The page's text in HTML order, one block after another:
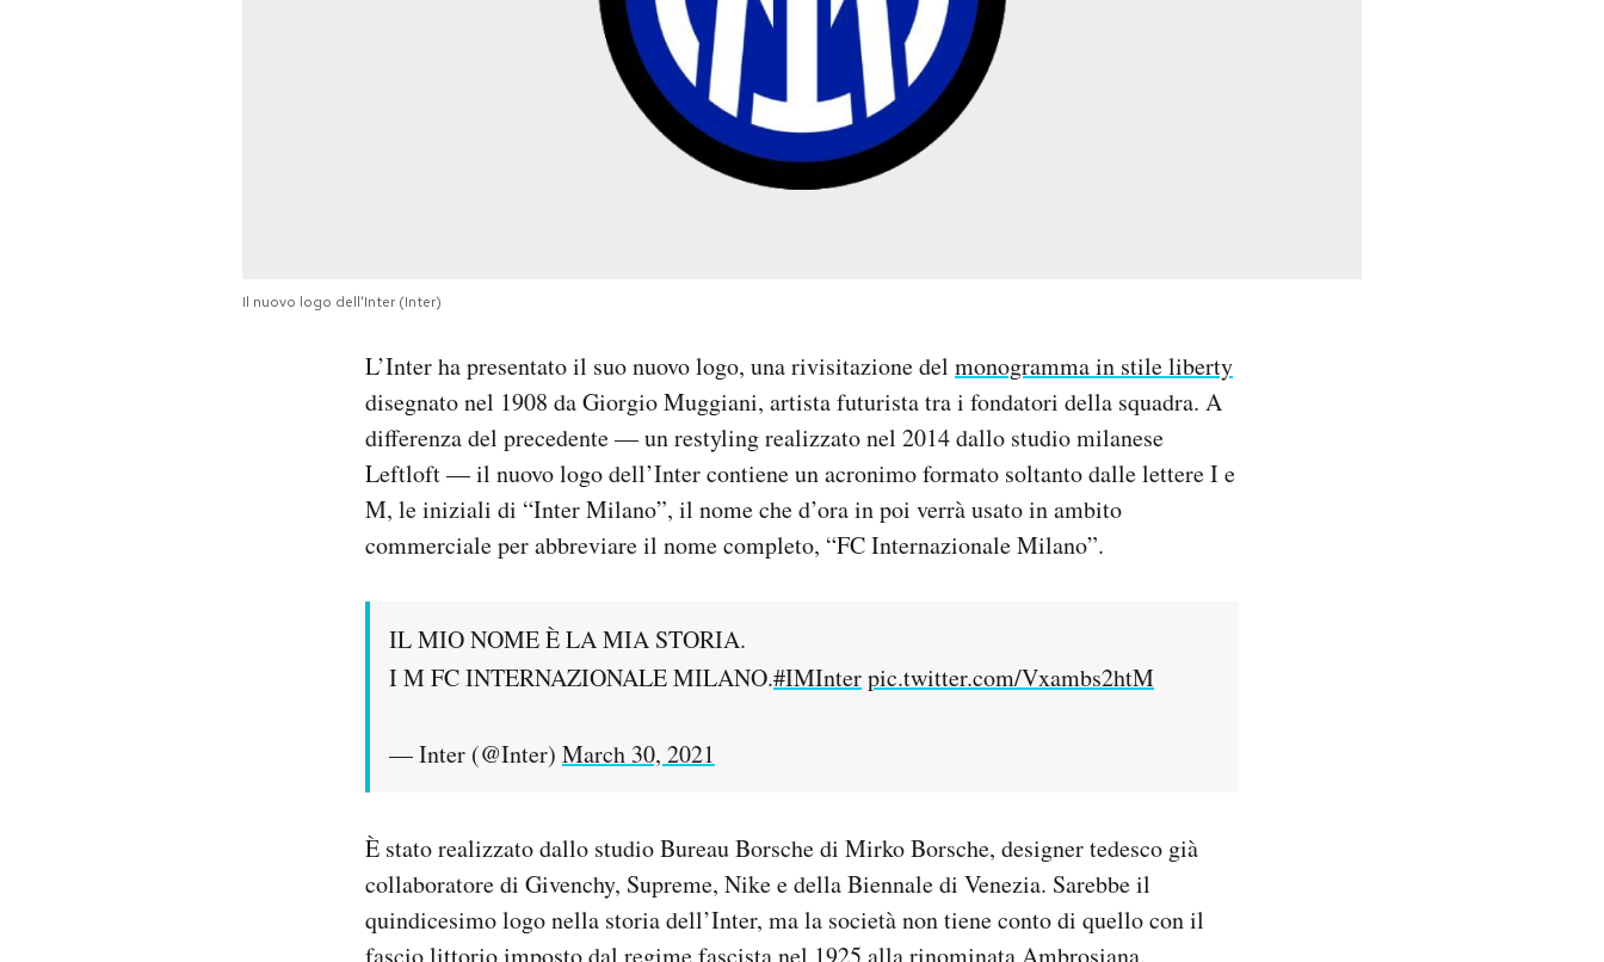
AREA PERSONALEIl nuovo logo dell'Inter (Inter)
L’Inter ha presentato il suo nuovo logo, una rivisitazione del monogramma in stile liberty
disegnato nel 1908 da Giorgio Muggiani, artista futurista tra i fondatori della squadra. A
differenza del precedente — un restyling realizzato nel 2014 dallo studio milanese
Leftloft — il nuovo logo dell’Inter contiene un acronimo formato soltanto dalle lettere I e
M, le iniziali di “Inter Milano”, il nome che d’ora in poi verrà usato in ambito
commerciale per abbreviare il nome completo, “FC Internazionale Milano”.
IL MIO NOME È LA MIA STORIA.
I M FC INTERNAZIONALE MILANO.#IMInterpic.twitter.com/Vxambs2htM
— Inter (@Inter) March 30, 2021
È stato realizzato dallo studio Bureau Borsche di Mirko Borsche, designer tedesco già
collaboratore di Givenchy, Supreme, Nike e della Biennale di Venezia. Sarebbe il
quindicesimo logo nella storia dell’Inter, ma la società non tiene conto di quello con il
fascio littorio imposto dal regime fascista nel 1925 alla rinominata Ambrosiana.